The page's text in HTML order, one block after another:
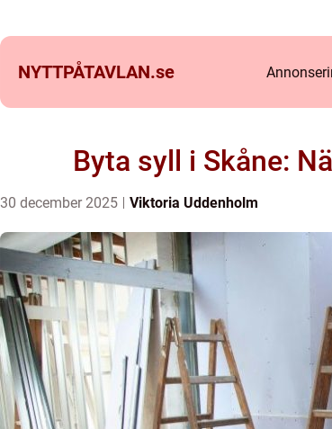
NYTTPÅTAVLAN.se
Byta syll i Skåne:
30 december 2025 Viktoria Uddenholm